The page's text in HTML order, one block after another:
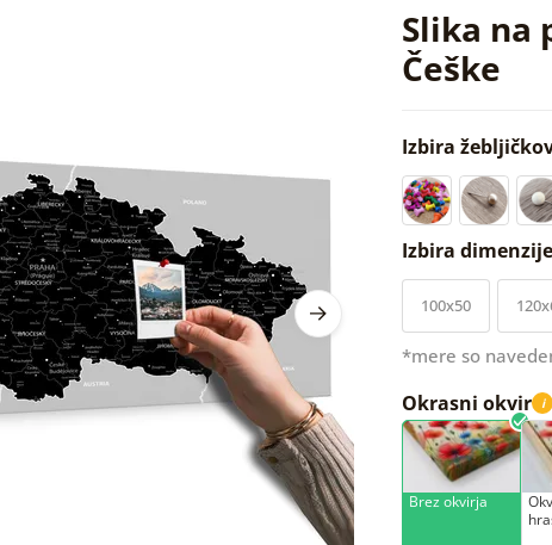
Slika na
Češke
Izbira
Izbira
100x50
*mere so
Okrasni okvir i
Brez okvirja